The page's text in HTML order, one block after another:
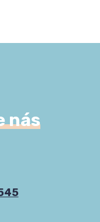
nás